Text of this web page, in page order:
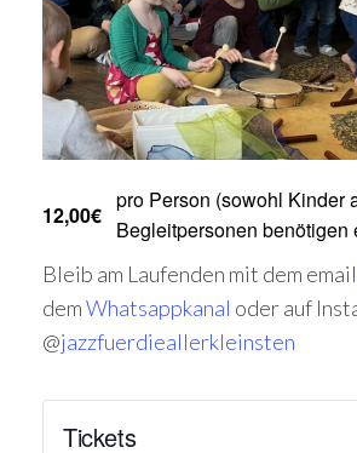
12,00€
pro Person (sowohl Kinder
Begleitpersonen benötigen
Bleib am Laufenden mit dem email
demWhatsappkanal oder auf
@jazzfuerdieallerkleinsten
Tickets